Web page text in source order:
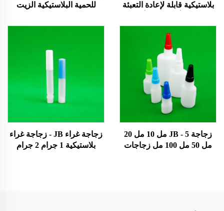
بلاستيكية قابلة لإعادة التعبئة
مخصصة من مواد LDPE
وفول الصويا والفلفل الحار،
فارغة وساخنة. منتجات
محمية ببراءة اختراع/منتجات
تصميم جديدة
للحمية البلاستيكية الزيت
التعبئة مع عجلة فتح مضخة
بالبشرة رشاش الزجاجة
زجاجة JB - 5 مل 10 مل 20
مل 50 مل 100 مل زجاجات
زجاجة غراء JB - زجاجة غراء
بلاستيكية 1 جرام 2 جرام